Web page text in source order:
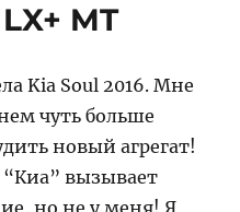
MT
Kia Soul 2016. Мне
чуть больше
новый агрегат!
вызывает
но не у меня! Я